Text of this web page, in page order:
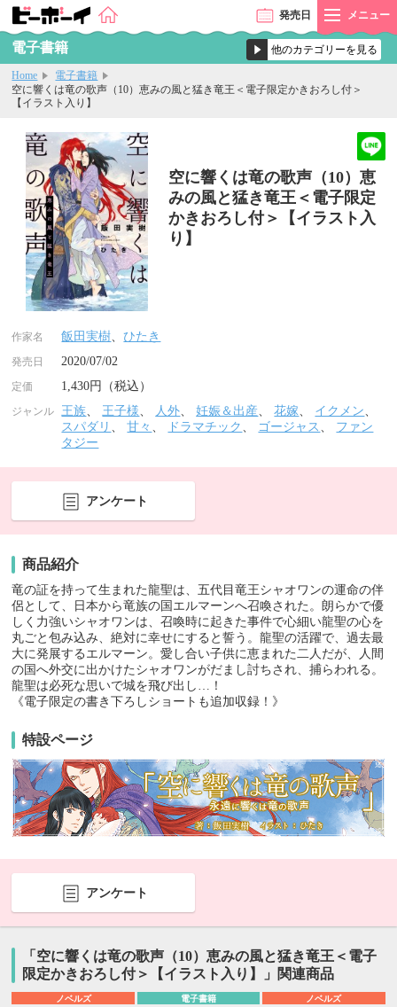
発売日 メニュー
電子書籍
Home
電子書籍
空に響くは竜の歌声（10）恵みの風と猛き竜王＜電子限定かきおろし付＞
【イラスト入り】
空に響くは竜の歌声（10）恵
みの風と猛き竜王＜電子限定
かきおろし付＞【イラスト入
り】
作家名 飯田実樹、ひたき
発売日 2020/07/02
定価 1,430円（税込）
ジャンル 王族、 王子様、 人外、妊娠＆出産、花嫁、 イクメン、
スパダリ 、甘々 、 ドラマチック 、 ゴージャス 、 ファン
タジー
アンケート
商品紹介
竜の証を持って生まれた龍聖は、五代目竜王シャオワンの運命の伴
侶として、日本から竜族の国エルマーンへ召喚された。朗らかで優
しく力強いシャオワンは、召喚時に起きた事件で心細い龍聖の心を
丸ごと包み込み、絶対に幸せにすると誓う。龍聖の活躍で、過去最
大に発展するエルマーン。愛し合い子供に恵まれた二人だが、人間
の国へ外交に出かけたシャオワンがだまし討ちされ、捕らわれる。
龍聖は必死な思いで城を飛び出し…！
《電子限定の書き下ろしショートも追加収録！》
特設ページ
アンケート
「空に響くは竜の歌声（10）恵みの風と猛き竜王＜電子
限定かきおろし付＞【イラスト入り】」関連商品
ノベルズ 電子書籍 ノベルズ